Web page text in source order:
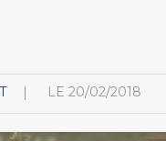
LE 20/02/2018